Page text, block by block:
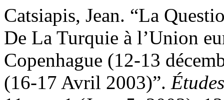
Catsiapis, Jean. “La
De La Turquie à l’Union
Copenhague (12-13
(16-17 Avril 2003)”.